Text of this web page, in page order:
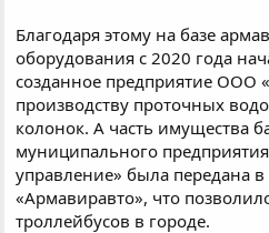
Благодаря этому на базе
оборудования с 2020 года
созданное предприятие ООО
производству проточных
колонок. А часть имущества
муниципального
управление» была передана
«Армавиравто», что
троллейбусов в городе.